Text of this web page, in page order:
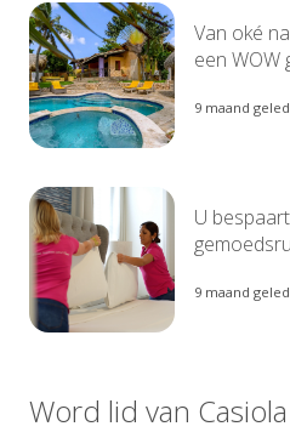
Van oké
een WOW
9 maand
U
9 maand
Word lid van Casiola